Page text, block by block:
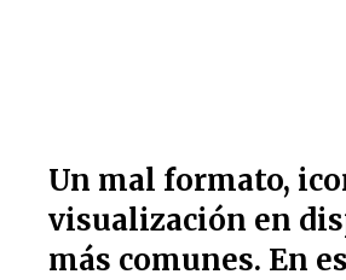
Un mal formato,
visualización en
más comunes. En